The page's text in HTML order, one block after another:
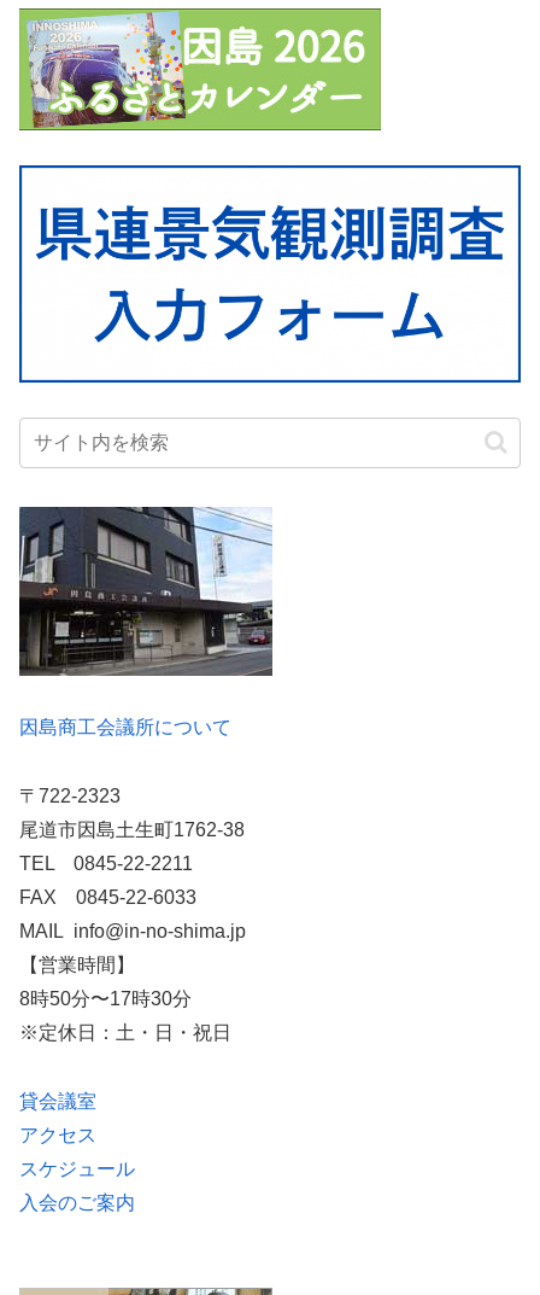
因島商工会議所について
〒722-2323
尾道市因島土生町1762-38
TEL 0845-22-2211
FAX 0845-22-6033
MAIL info@in-no-shima.jp
【営業時間】
8時50分〜17時30分
※定休日：土・日・祝日
貸会議室
アクセス
スケジュール
入会のご案内